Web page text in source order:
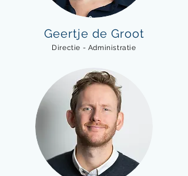
Geertje de Groot
Directie - Administratie